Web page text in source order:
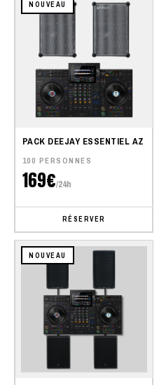
NOUVEAU
PACK DEEJAY ESSENTIEL AZ
100 PERSONNES
169€/24h
RÉSERVER
NOUVEAU